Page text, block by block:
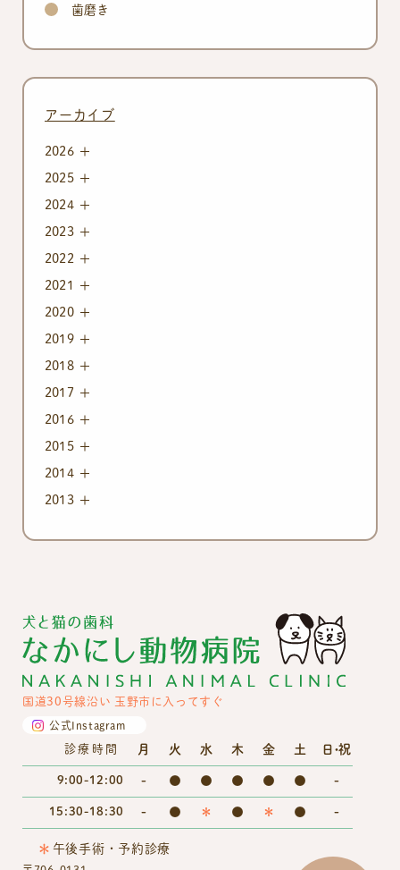
歯磨き
アーカイブ
2026
2025
2024
2023
2022
2021
2020
2019
2018
2017
2016
2015
2014
2013
国道30号線沿い 玉野市に入ってすぐ
公式Instagram
診療時間 月 火 水 木 金 土 日・祝
9:00-12:00 - ● ● ● ● ● -
15:30-18:30 - ● ＊ ● ＊ ● -
＊ 午後手術・予約診療